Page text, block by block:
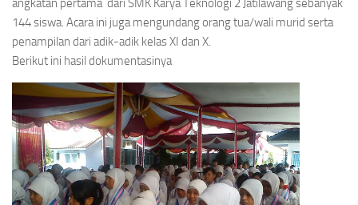
angkatan pertama dari SMK Karya Teknologi 2 Jatilawang sebanyak
144 siswa. Acara ini juga mengundang orang tua/wali murid serta
penampilan dari adik-adik kelas XI dan X.
Berikut ini hasil dokumentasinya